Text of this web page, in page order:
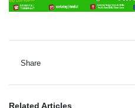
Share
Related Articles